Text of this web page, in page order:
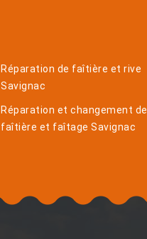
Réparation de faîtière et rive
Savignac
Réparation et changement de
faîtière et faîtage Savignac